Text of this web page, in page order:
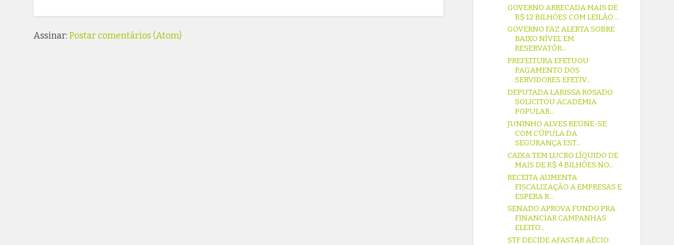
Assinar:Postar comentários (Atom)
GOVERNO ARRECADA MAIS DE
R$ 12 BILHÕES COM LEILÃO ...
GOVERNO FAZ ALERTA SOBRE
BAIXO NÍVEL EM
RESERVATÓR...
PREFEITURA EFETUOU
PAGAMENTO DOS
SERVIDORES EFETIV...
DEPUTADA LARISSA ROSADO
SOLICITOU ACADEMIA
POPULAR...
JUNINHO ALVES REÚNE-SE
COM CÚPULA DA
SEGURANÇA EST...
CAIXA TEM LUCRO LÍQUIDO DE
MAIS DE R$ 4 BILHÕES NO...
RECEITA AUMENTA
FISCALIZAÇÃO A EMPRESAS E
ESPERA R...
SENADO APROVA FUNDO PRA
FINANCIAR CAMPANHAS
ELEITO...
STF DECIDE AFASTAR AÉCIO